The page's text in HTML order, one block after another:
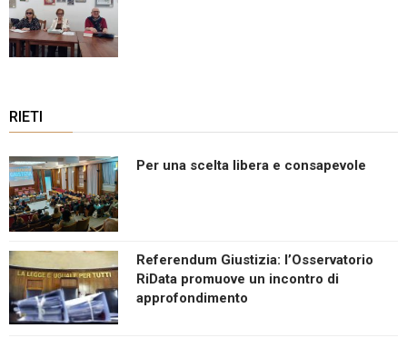
RIETI
Per una scelta libera e consapevole
Referendum Giustizia: l’Osservatorio
RiData promuove un incontro di
approfondimento